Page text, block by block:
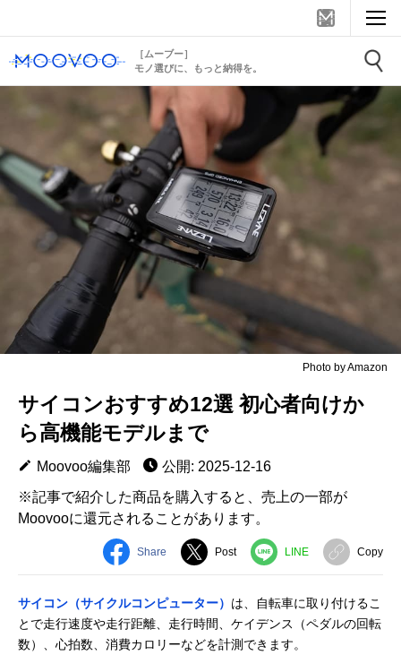
［ムーブー］
モノ選びに、もっと納得を。
Photo by Amazon
サイコンおすすめ12選 初心者向けか
ら高機能モデルまで
Moovoo編集部
公開: 2025-12-16
※記事で紹介した商品を購入すると、売上の一部が
Moovooに還元されることがあります。
Share Post LINE Copy
サイコン（サイクルコンピューター） は、自転車に取り付けるこ
とで走行速度や走行距離、走行時間、ケイデンス（ペダルの回転
数）、心拍数、消費カロリーなどを計測できます。